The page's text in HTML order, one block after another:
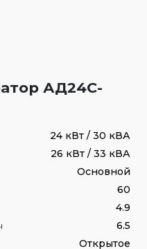
АД24С-
24 кВт / 30 кВА
26 кВт / 33 кВА
Основной
60
4.9
6.5
Открытое